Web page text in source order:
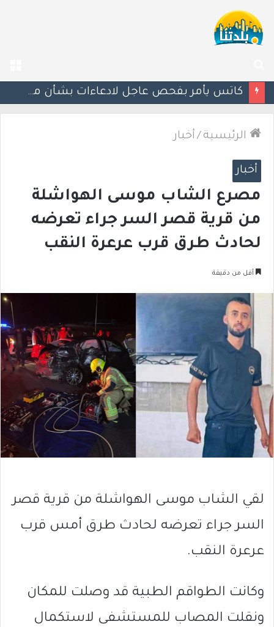
عن
إستعدوا : موجة حر جديدة تضرب البلاد
الرئيسية / أخبار
أخبار
مصرع الشاب موسى الهواشلة
من قرية قصر السر جراء تعرضه
لحادث طرق قرب عرعرة النقب
أقل من دقيقة
لقي الشاب موسى الهواشلة من قرية قصر
السر جراء تعرضه لحادث طرق أمس قرب
عرعرة النقب.
وكانت الطواقم الطبية قد وصلت للمكان
ونقلت المصاب للمستشفى لاستكمال